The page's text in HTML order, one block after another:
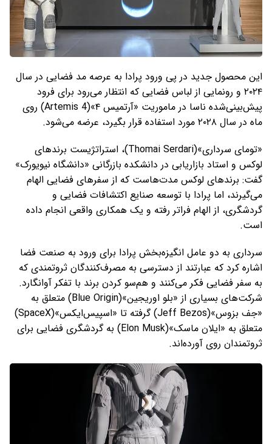
این محصول جدید در پی ورود پرادا به عرصه مد فضایی در سال
۲۰۲۴ و رونمایی از لباس فضایی که انتظار می‌رود برای فرود
پیش‌بینی‌شده ناسا در ماموریت «آرتمیس ۴»(Artemis 4) روی
ماه در سال ۲۰۲۸ مورد استفاده قرار بگیرد، عرضه می‌شود.
«تومای سرداری»(Thomai Serdari)، استراتژیست برندهای
لوکس و استاد بازاریابی در دانشکده بازرگانی «دانشگاه نیویورک»
گفت: برندهای لوکس مدت‌هاست که از سفرهای فضایی الهام
می‌گیرند، اما پرادا با توسعه صنایع اکتشافات فضایی و
گردشگری، از الهام فراتر رفته و یک همکاری واقعی انجام داده
است.
سرداری به دو عامل انگیزه‌بخش پرادا برای ورود به صنعت فضا
اشاره کرد که عبارتند از دسترسی به مصرف‌کنندگان ثروتمندی که
به سفر فضایی فکر می‌کنند و هم‌سو کردن برند با تفکر آوانگارد.
شرکت‌های بسیاری از «بلو اوریجین»(Blue Origin) متعلق به
«جف بزوس»(Jeff Bezos) گرفته تا «اسپیس‌ایکس»(SpaceX)
متعلق به «ایلان ماسک»(Elon Musk) به گردشگری فضایی برای
ثروتمندان روی آورده‌اند.